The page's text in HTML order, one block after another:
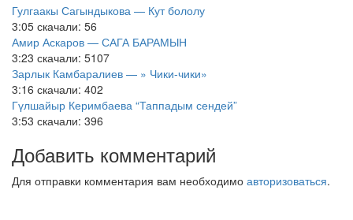
Гулгаакы Сагындыкова — Кут бололу
3:05 скачали: 56
Амир Аскаров — САГА БАРАМЫН
3:23 скачали: 5107
Зарлык Камбаралиев — » Чики-чики»
3:16 скачали: 402
Гүлшайыр Керимбаева “Таппадым сендей”
3:53 скачали: 396
Добавить комментарий
Для отправки комментария вам необходимо авторизоваться.